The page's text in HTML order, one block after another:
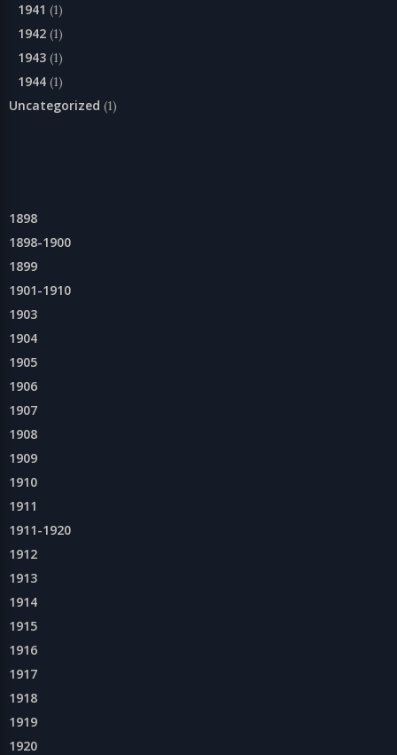
1941 (1)
1942 (1)
1943 (1)
1944 (1)
Uncategorized (1)
1898
1898-1900
1899
1901-1910
1903
1904
1905
1906
1907
1908
1909
1910
1911
1911-1920
1912
1913
1914
1915
1916
1917
1918
1919
1920